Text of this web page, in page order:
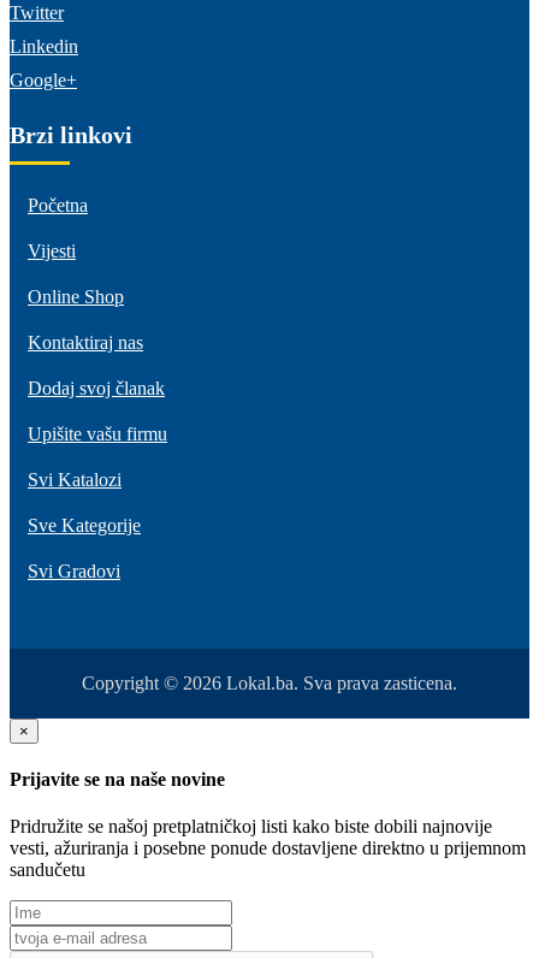
Twitter
Linkedin
Google+
Brzi linkovi
Početna
Vijesti
Online Shop
Kontaktiraj nas
Dodaj svoj članak
Upišite vašu firmu
Svi Katalozi
Sve Kategorije
Svi Gradovi
Copyright © 2026 Lokal.ba. Sva prava zasticena.
×
Prijavite se na naše novine
Pridružite se našoj pretplatničkoj listi kako biste dobili najnovije
vesti, ažuriranja i posebne ponude dostavljene direktno u prijemnom
sandučetu